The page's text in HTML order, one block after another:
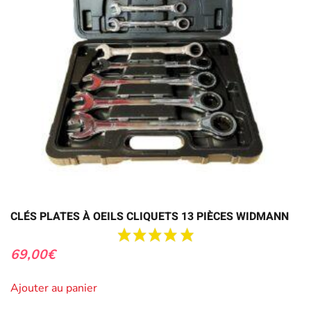
CLÉS PLATES À OEILS CLIQUETS 13 PIÈCES WIDMANN
69,00€
Ajouter au panier